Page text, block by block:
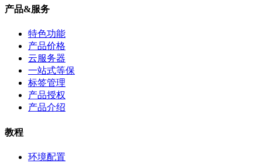
产品&服务
特色功能
产品价格
云服务器
一站式等保
标签管理
产品授权
产品介绍
教程
环境配置